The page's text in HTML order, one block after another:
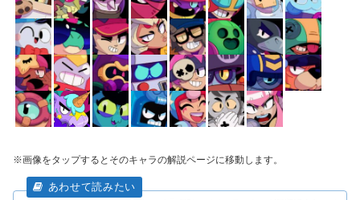
※画像をタップするとそのキャラの解説ページに移動します。